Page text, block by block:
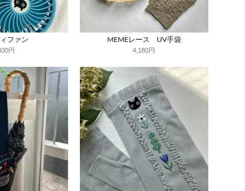
ファン
円
MEMEレース UV手袋
4,180円